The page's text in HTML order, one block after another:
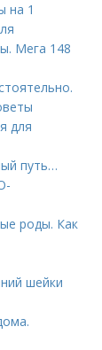
на 1
Мега 148
для
путь…
роды. Как
шейки